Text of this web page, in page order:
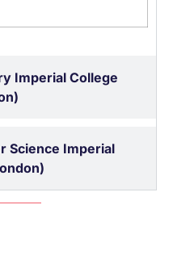
Imperial College
Science Imperial